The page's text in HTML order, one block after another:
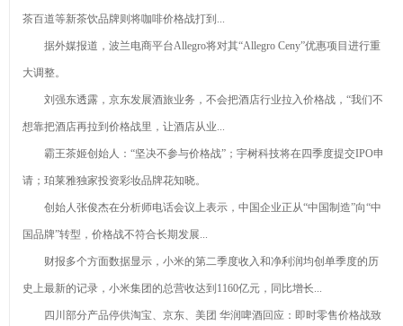
茶百道等新茶饮品牌则将咖啡价格战打到...
据外媒报道，波兰电商平台Allegro将对其“Allegro Ceny”优惠项目进行重
大调整。
刘强东透露，京东发展酒旅业务，不会把酒店行业拉入价格战，“我们不
想靠把酒店再拉到价格战里，让酒店从业...
霸王茶姬创始人：“坚决不参与价格战”；宇树科技将在四季度提交IPO申
请；珀莱雅独家投资彩妆品牌花知晓。
创始人张俊杰在分析师电话会议上表示，中国企业正从“中国制造”向“中
国品牌”转型，价格战不符合长期发展...
财报多个方面数据显示，小米的第二季度收入和净利润均创单季度的历
史上最新的记录，小米集团的总营收达到1160亿元，同比增长...
四川部分产品停供淘宝、京东、美团 华润啤酒回应：即时零售价格战致